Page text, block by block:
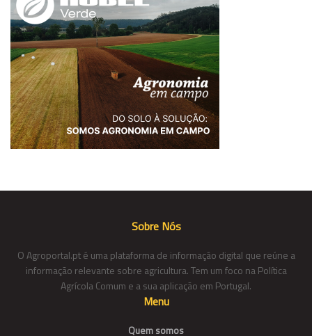
Sobre Nós
O Agroportal.pt é uma plataforma de informação digital que reúne a
informação relevante sobre agricultura. Tem um foco na Política
Agrícola Comum e a sua aplicação em Portugal.
Menu
Quem somos